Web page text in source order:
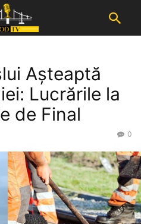
Așteaptă
Lucrările la
de Final
0